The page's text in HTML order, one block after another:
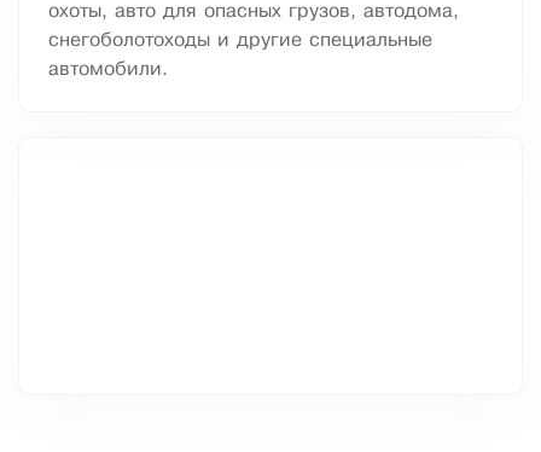
охоты, авто для опасных грузов, автодома,
снегоболотоходы и другие специальные
автомобили.